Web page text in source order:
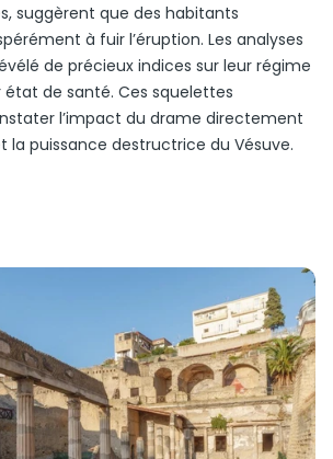
suggèrent que des habitants
à fuir l’éruption. Les analyses
de précieux indices sur leur régime
de santé. Ces squelettes
l’impact du drame directement
la puissance destructrice du Vésuve.